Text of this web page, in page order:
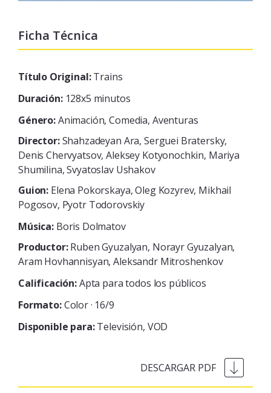
Ficha Técnica
Título Original:Trains
Duración:128x5 minutos
Género:Animación, Comedia, Aventuras
Director:Shahzadeyan Ara, Serguei Bratersky,
Denis Chervyatsov, Aleksey Kotyonochkin, Mariya
Shumilina, Svyatoslav Ushakov
Guion: Elena Pokorskaya, Oleg Kozyrev, Mikhail
Pogosov, Pyotr Todorovskiy
Música:Boris Dolmatov
Productor:Ruben Gyuzalyan, Norayr Gyuzalyan,
Aram Hovhannisyan, Aleksandr Mitroshenkov
Calificación:Apta para todos los públicos
Formato:Color · 16/9
Disponible para:Televisión VOD